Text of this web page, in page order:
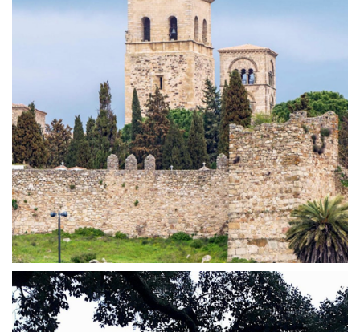
Visita Guiada Trujillo – A través de los
Siglos
VISITA GUIADA TRUJILLO Visita guiada “Trujillo a Través de
los Siglos” Trujillo es un museo al aire libre declarado BIC
“Bien de Interés Cultural” como Conjunto Histórico-Artístico
en 1962. En la visita guiada “Trujillo a Través de los Siglos”
disfrutarás de un paseo ameno, pero sin perder la rigurosidad
en su contenido: historia, anécdotas [...]